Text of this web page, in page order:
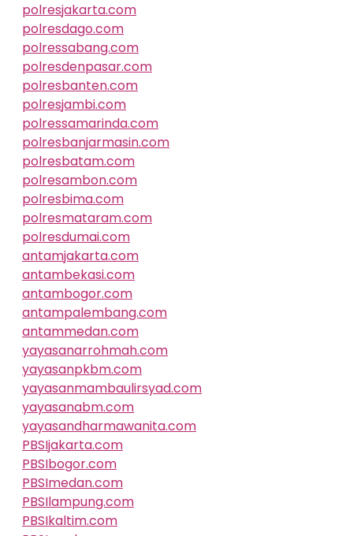
polresjakarta.com
polresdago.com
polressabang.com
polresdenpasar.com
polresbanten.com
polresjambi.com
polressamarinda.com
polresbanjarmasin.com
polresbatam.com
polresambon.com
polresbima.com
polresmataram.com
polresdumai.com
antamjakarta.com
antambekasi.com
antambogor.com
antampalembang.com
antammedan.com
yayasanarrohmah.com
yayasanpkbm.com
yayasanmambaulirsyad.com
yayasanabm.com
yayasandharmawanita.com
PBSIjakarta.com
PBSIbogor.com
PBSImedan.com
PBSIlampung.com
PBSIkaltim.com